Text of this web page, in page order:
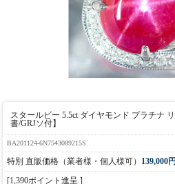
スタールビー 5.5ct ダイヤモンド プラチナ
書/GRJソ付】
BA201124-6N7543089215S
特別 直販価格（業者様・個人様可） 139,000円
[1,390ポイント進呈 ]